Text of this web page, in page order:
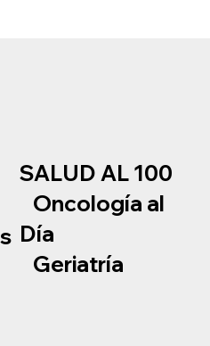
SALUD AL 100
Oncología al
Día
Geriatría